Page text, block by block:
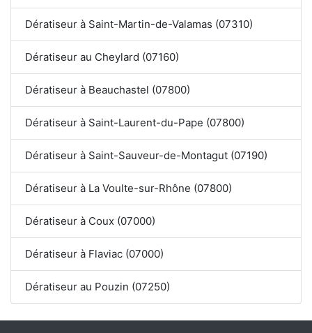
Dératiseur à Saint-Martin-de-Valamas (07310)
Dératiseur au Cheylard (07160)
Dératiseur à Beauchastel (07800)
Dératiseur à Saint-Laurent-du-Pape (07800)
Dératiseur à Saint-Sauveur-de-Montagut (07190)
Dératiseur à La Voulte-sur-Rhône (07800)
Dératiseur à Coux (07000)
Dératiseur à Flaviac (07000)
Dératiseur au Pouzin (07250)